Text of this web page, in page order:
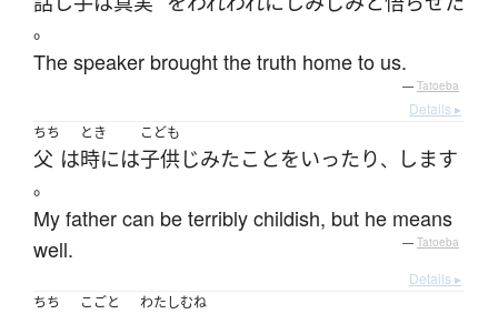
。
The speaker brought the truth home to us.
— Tatoeba
Details ▸
ちち
父 は
とき
時には
こども
子供じみたことをいったり、 します
。
My father can be terribly childish, but he means
well.
— Tatoeba
Details ▸
ちち
こごと わたしむね